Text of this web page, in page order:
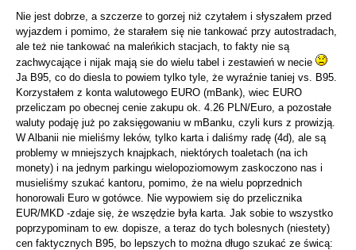
Nie jest dobrze, a szczerze to gorzej niż czytałem i słyszałem przed
wyjazdem i pomimo, że starałem się nie tankować przy autostradach,
ale też nie tankować na maleńkich stacjach, to fakty nie są
zachwycające i nijak mają sie do wielu tabel i zestawień w necie
Ja B95, co do diesla to powiem tylko tyle, że wyraźnie taniej vs. B95.
Korzystałem z konta walutowego EURO (mBank), wiec EURO
przeliczam po obecnej cenie zakupu ok. 4.26 PLN/Euro, a pozostałe
waluty podaję już po zaksięgowaniu w mBanku, czyli kurs z prowizją.
W Albanii nie mieliśmy leków, tylko karta i daliśmy radę (4d), ale są
problemy w mniejszych knajpkach, niektórych toaletach (na ich
monety) i na jednym parkingu wielopoziomowym zaskoczono nas i
musieliśmy szukać kantoru, pomimo, że na wielu poprzednich
honorowali Euro w gotówce. Nie wypowiem się do przelicznika
EUR/MKD -zdaje się, że wszędzie była karta. Jak sobie to wszystko
poprzypominam to ew. dopisze, a teraz do tych bolesnych (niestety)
cen faktycznych B95, bo lepszych to można długo szukać ze świcą: